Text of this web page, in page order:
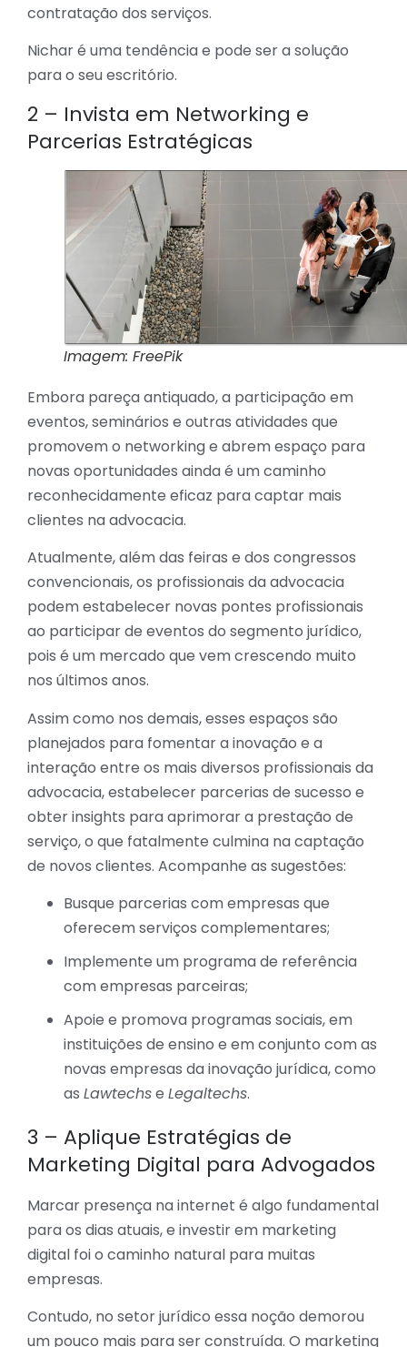
contratação dos serviços.
Nichar é uma tendência e pode ser a solução
para o seu escritório.
2 – Invista em Networking e
Parcerias Estratégicas
Imagem: FreePik
Embora pareça antiquado, a participação em
eventos, seminários e outras atividades que
promovem o networking e abrem espaço para
novas oportunidades ainda é um caminho
reconhecidamente eficaz para captar mais
clientes na advocacia.
Atualmente, além das feiras e dos congressos
convencionais, os profissionais da advocacia
podem estabelecer novas pontes profissionais
ao participar de eventos do segmento jurídico,
pois é um mercado que vem crescendo muito
nos últimos anos.
Assim como nos demais, esses espaços são
planejados para fomentar a inovação e a
interação entre os mais diversos profissionais da
advocacia, estabelecer parcerias de sucesso e
obter insights para aprimorar a prestação de
serviço, o que fatalmente culmina na captação
de novos clientes. Acompanhe as sugestões:
Busque parcerias com empresas que
oferecem serviços complementares;
Implemente um programa de referência
com empresas parceiras;
Apoie e promova programas sociais, em
instituições de ensino e em conjunto com as
novas empresas da inovação jurídica, como
as Lawtechse Legaltechs.
3 – Aplique Estratégias de
Marketing Digital para Advogados
Marcar presença na internet é algo fundamental
para os dias atuais, e investir em marketing
digital foi o caminho natural para muitas
empresas.
Contudo, no setor jurídico essa noção demorou
um pouco mais para ser construída. O marketing